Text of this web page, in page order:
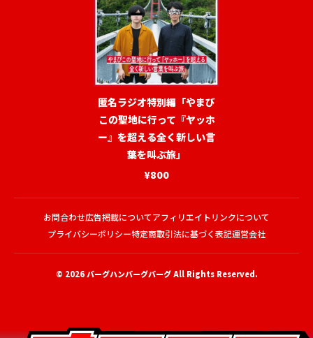
匿名ラジオ特別編「やまび
この聖地に行って『ヤッホ
ー』を超える全く新しい言
葉を叫ぶ旅」
¥800
お問合わせ広告掲載についてアフィリエイトリンクについて
プライバシーポリシー特定商取引法に基づく表記運営会社
© 2026バーグハンバーグバーグAll Rights Reserved.